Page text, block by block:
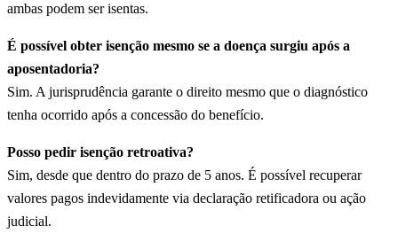
ambas podem ser isentas.
É possível obter isenção mesmo se a doença surgiu após a
aposentadoria?
Sim. A jurisprudência garante o direito mesmo que o diagnóstico
tenha ocorrido após a concessão do benefício.
Posso pedir isenção retroativa?
Sim, desde que dentro do prazo de 5 anos. É possível recuperar
valores pagos indevidamente via declaração retificadora ou ação
judicial.